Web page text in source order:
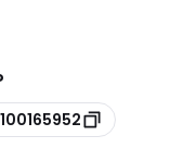
100165952